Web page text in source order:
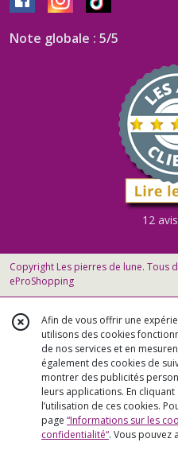
Note globale : 5/5
12
Copyright Les pierres de lune. Tous
eProShopping
Afin de vous offrir une
utilisons des cookies
de nos services et en
également des cookies de
montrer des publicités
leurs applications. En cliquant
l’utilisation de ces cookies.
page “Informations sur les
confidentialité“. Vous pouvez